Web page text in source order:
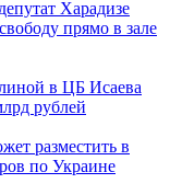
Харадизе
прямо в зале
в ЦБ Исаева
рублей
разместить в
по Украине